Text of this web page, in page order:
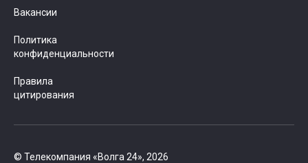
© Телекомпания «Волга 24», 2026
Вакансии
Политика
конфиденциальности
Правила
цитирования